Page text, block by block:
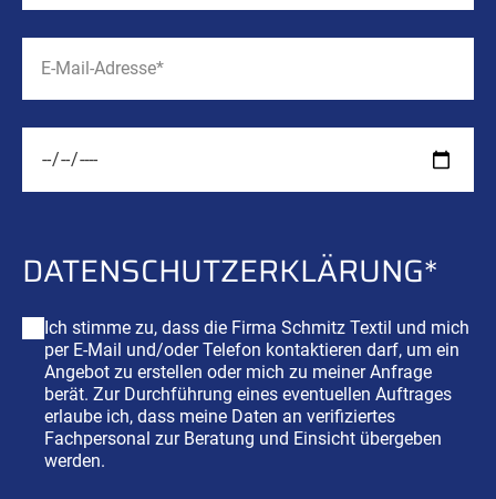
DATENSCHUTZ­ERKLÄRUNG*
Ich stimme zu, dass die Firma Schmitz Textil und mich
per E-Mail und/oder Telefon kontaktieren darf, um ein
Angebot zu erstellen oder mich zu meiner Anfrage
berät. Zur Durchführung eines eventuellen Auftrages
erlaube ich, dass meine Daten an verifiziertes
Fachpersonal zur Beratung und Einsicht übergeben
werden.